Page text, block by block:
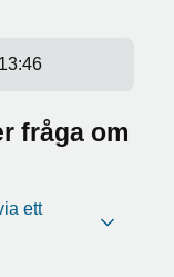
fråga om
ett